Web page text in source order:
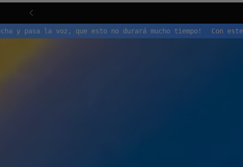
navegación
aprovecha y pasa la voz, que esto no durará mucho tiempo!